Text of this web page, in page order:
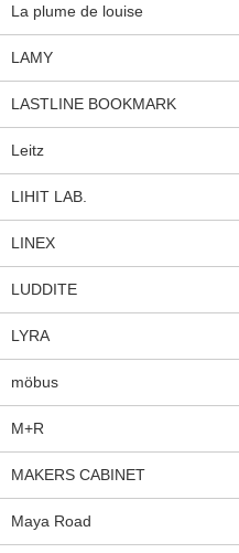
La plume de louise
LAMY
LASTLINE BOOKMARK
Leitz
LIHIT LAB.
LINEX
LUDDITE
LYRA
möbus
M+R
MAKERS CABINET
Maya Road